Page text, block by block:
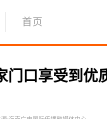
首页
门口享受到